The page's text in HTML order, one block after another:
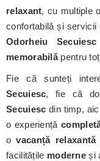
relaxant, cu multiple
confortabilă și servicii
Odorheiu Secuiesc
memorabilăpentru
Fie că sunteți
Secuiesc, fie că
Secuiesc din timp,
o experiență
ovacanță relaxantă
facilitățile moderne și